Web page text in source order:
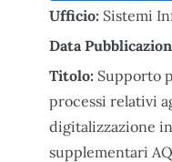
Ufficio: Sistemi
Data
Titolo: Supporto
processi relativi
digitalizzazione
supplementari